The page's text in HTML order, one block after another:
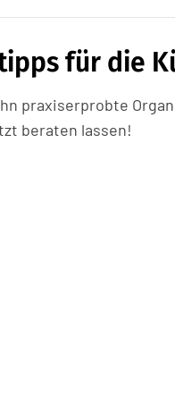
für die
praxiserprobte
beraten lassen!